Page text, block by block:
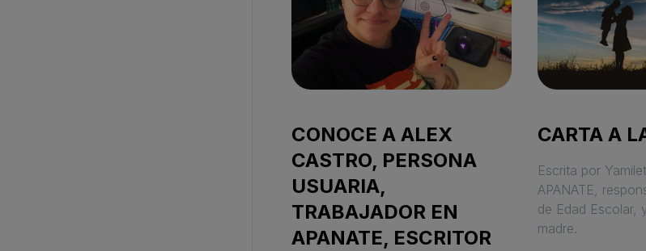
CONOCE A ALEX
CASTRO, PERSONA
USUARIA,
TRABAJADOR EN
APANATE, ESCRITOR
CARTA A
Escrita por
APANATE,
de Edad Escolar,
madre.